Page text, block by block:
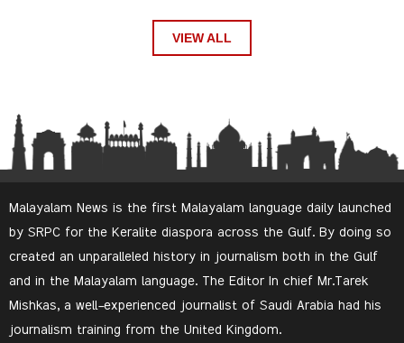
VIEW ALL
Malayalam News is the first Malayalam language daily launched
by SRPC for the Keralite diaspora across the Gulf. By doing so
created an unparalleled history in journalism both in the Gulf
and in the Malayalam language. The Editor In chief Mr.Tarek
Mishkas, a well-experienced journalist of Saudi Arabia had his
journalism training from the United Kingdom.